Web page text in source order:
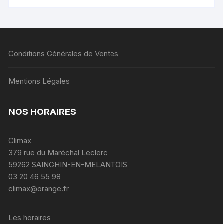
Conditions Générales de Ventes
Mentions Légales
NOS HORAIRES
Climax
379 rue du Maréchal Leclerc
59262 SAINGHIN-EN-MELANTOIS
03 20 46 55 98
climax@orange.fr
Les horaires